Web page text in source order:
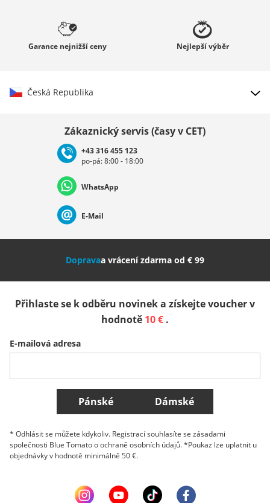
Garance nejnižší ceny Nejlepšívýběr
Česká Republika
Deutschland Österreich
Nederland Italia (Italiano) Italien (Deutsch)
Slovenija
Belgique (Français) Danmark Norge
Všechny země
Zákaznický servis (časy v CET)
+43 316 455 123
po-pá: 8:00 - 18:00
WhatsApp
E-Mail
Dopravaa vrácení zdarma od € 99
Přihlaste se k odběru novinek a získejte voucher v
hodnotě 10 € .
E-mailová adresa
Pánské Dámské
* Odhlásit se můžete kdykoliv. Registrací souhlasíte se zásadami
společnosti Blue Tomato o ochraně osobních údajů. *Poukaz lze uplatnit u
objednávky v hodnotě minimálně 50 €.